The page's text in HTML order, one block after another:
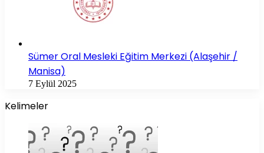
Sümer Oral Mesleki Eğitim Merkezi (Alaşehir /
Manisa)
7 Eylül 2025
Kelimeler